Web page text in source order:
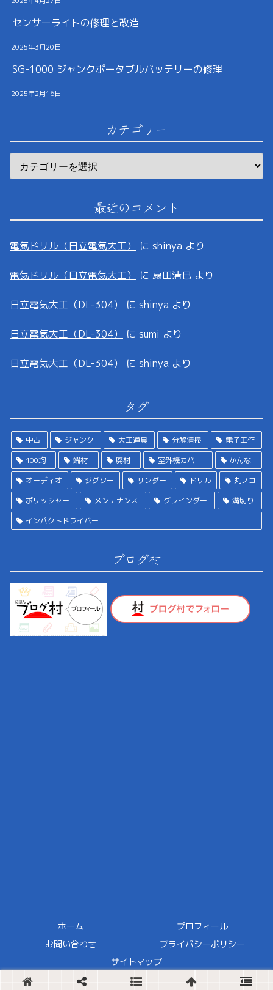
センサーライトの修理と改造
2025年3月20日
SG-1000 ジャンクポータブルバッテリーの修理
2025年2月16日
カテゴリー
最近のコメント
電気ドリル（日立電気大工） に shinya より
電気ドリル（日立電気大工） に 扇田清巳 より
日立電気大工（DL-304） に shinya より
日立電気大工（DL-304） に sumi より
日立電気大工（DL-304） に shinya より
タグ
中古 ジャンク 大工道具 分解清掃
電子工作
100均
端材 廃材 室外機カバー
かんな
オーディオ
ジグソー サンダー ドリル
丸ノコ
ポリッシャー
メンテナンス グラインダー
溝切り
インパクトドライバー
ブログ村
ホーム
プロフィール
お問い合わせ
プライバシーポリシー
サイトマップ
Copyright © 2024 ほどほどDIY All Rights Reserved.